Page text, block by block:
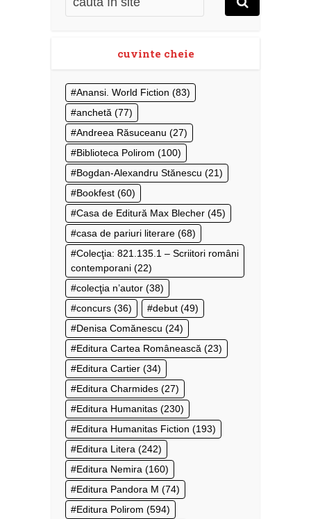
cuvinte cheie
Anansi. World Fiction (83)
anchetă (77)
Andreea Răsuceanu (27)
Biblioteca Polirom (100)
Bogdan-Alexandru Stănescu (21)
Bookfest (60)
Casa de Editură Max Blecher (45)
casa de pariuri literare (68)
Colecţia: 821.135.1 – Scriitori români
contemporani (22)
colecţia n’autor (38)
concurs (36) debut (49)
Denisa Comănescu (24)
Editura Cartea Românească (23)
Editura Cartier (34)
Editura Charmides (27)
Editura Humanitas (230)
Editura Humanitas Fiction (193)
Editura Litera (242)
Editura Nemira (160)
Editura Pandora M (74)
Editura Polirom (594)